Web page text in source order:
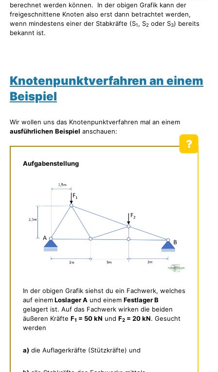
berechnet werden können. In der obigen Grafik kann der
freigeschnittene Knoten also erst dann betrachtet werden,
wenn mindestens einer der Stabkräfte (S1, S2 oder S3) bereits
bekannt ist.
Knotenpunktverfahren an einem
Beispiel
Wir wollen uns das Knotenpunktverfahren mal an einem
ausführlichen Beispiel anschauen:
Aufgabenstellung
In der obigen Grafik siehst du ein Fachwerk, welches
auf einemLoslager A und einem Festlager B
gelagert ist. Auf das Fachwerk wirken die beiden
äußeren Kräfte F1 = 50 kN und F2 = 20 kN. Gesucht
werden
a) die Auflagerkräfte (Stützkräfte) und